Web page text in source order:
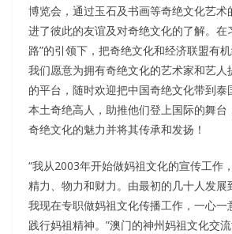
博览会，通过玉石及书画等奇绝文化艺术
进了彼此的友谊及对奇绝文化的了解。在
路”的引领下，把奇绝文化和经济联盟有机
我们愿意为拥有奇绝文化的艺术家和艺人
的平台，随时欢迎把中国奇绝文化带到泰
本土奇绝高人，助推他们登上国际的舞台
奇绝文化的魅力并将其传承和发扬！
“我从2003年开始做妈祖文化的宣传工作
精力、物力和财力。由最初的几十人发展
我现在专职做妈祖文化传播工作，一心一
践行妈祖精神。”澳门的神州妈祖文化交